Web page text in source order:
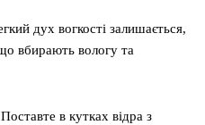
дух вогкості залишається,
вбирають вологу та
в кутках відра з